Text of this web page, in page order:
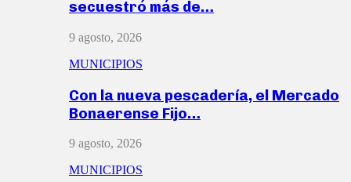
secuestró más de…
9 agosto, 2026
MUNICIPIOS
Con la nueva pescadería, el Mercado
Bonaerense Fijo…
9 agosto, 2026
MUNICIPIOS